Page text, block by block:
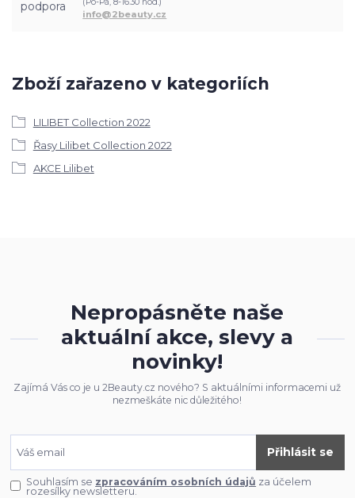
Zboží zařazeno v kategoriích
LILIBET Collection 2022
Řasy Lilibet Collection 2022
AKCE Lilibet
(Po-Pá, 8-16.30 hod.)
info@2beauty.cz
Nepropásněte naše
aktuální akce, slevy a
novinky!
Zajímá Vás co je u 2Beauty.cz nového? S aktuálními informacemi už
nezmeškáte nic důležitého!
Přihlásit se
Souhlasím se zpracováním osobních údajů za účelem
rozesílky newsletteru.